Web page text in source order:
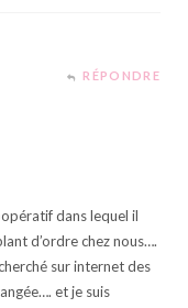
RÉPONDRE
dans lequel il
d’ordre chez nous….
sur internet des
et je suis